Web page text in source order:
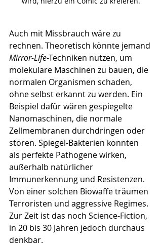
Auch mit Missbrauch wäre zu
rechnen. Theoretisch könnte jemand
Mirror-Life-Techniken nutzen, um
molekulare Maschinen zu bauen, die
normalen Organismen schaden,
ohne selbst erkannt zu werden. Ein
Beispiel dafür wären gespiegelte
Nanomaschinen, die normale
Zellmembranen durchdringen oder
stören. Spiegel-Bakterien könnten
als perfekte Pathogene wirken,
außerhalb natürlicher
Immunerkennung und Resistenzen.
Von einer solchen Biowaffe träumen
Terroristen und aggressive Regimes.
Zur Zeit ist das noch Science-Fiction,
in 20 bis 30 Jahren jedoch durchaus
denkbar.